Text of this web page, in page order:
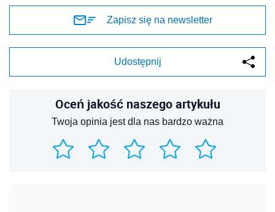
Zapisz się na newsletter
Udostępnij
Oceń jakość naszego artykułu
Twoja opinia jest dla nas bardzo ważna